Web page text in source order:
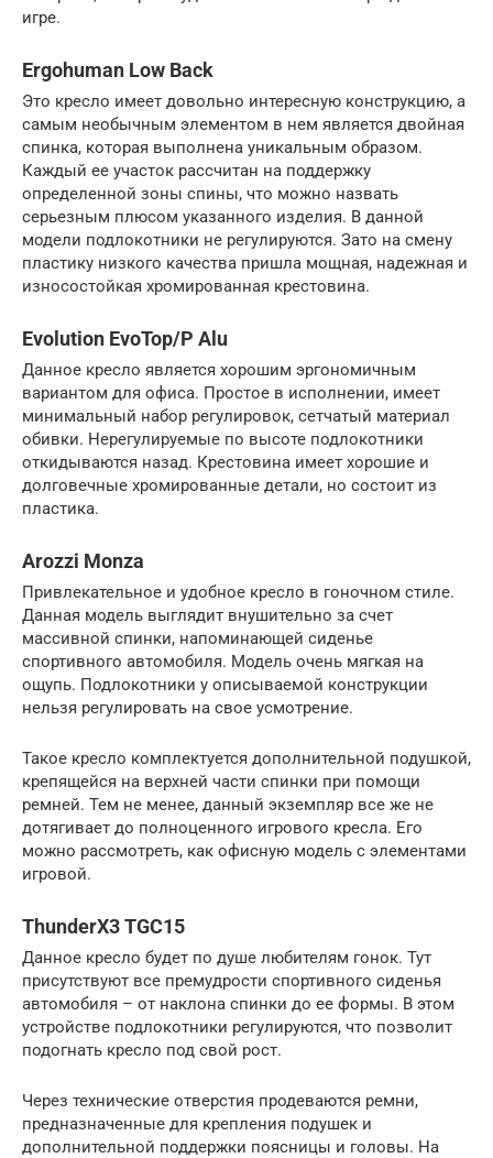
игре.
Ergohuman Low Back
Это кресло имеет довольно интересную конструкцию, а
самым необычным элементом в нем является двойная
спинка, которая выполнена уникальным образом.
Каждый ее участок рассчитан на поддержку
определенной зоны спины, что можно назвать
серьезным плюсом указанного изделия. В данной
модели подлокотники не регулируются. Зато на смену
пластику низкого качества пришла мощная, надежная и
износостойкая хромированная крестовина.
Evolution EvoTop/P Alu
Данное кресло является хорошим эргономичным
вариантом для офиса. Простое в исполнении, имеет
минимальный набор регулировок, сетчатый материал
обивки. Нерегулируемые по высоте подлокотники
откидываются назад. Крестовина имеет хорошие и
долговечные хромированные детали, но состоит из
пластика.
Arozzi Monza
Привлекательное и удобное кресло в гоночном стиле.
Данная модель выглядит внушительно за счет
массивной спинки, напоминающей сиденье
спортивного автомобиля. Модель очень мягкая на
ощупь. Подлокотники у описываемой конструкции
нельзя регулировать на свое усмотрение.
Такое кресло комплектуется дополнительной подушкой,
крепящейся на верхней части спинки при помощи
ремней. Тем не менее, данный экземпляр все же не
дотягивает до полноценного игрового кресла. Его
можно рассмотреть, как офисную модель с элементами
игровой.
ThunderX3 TGC15
Данное кресло будет по душе любителям гонок. Тут
присутствуют все премудрости спортивного сиденья
автомобиля – от наклона спинки до ее формы. В этом
устройстве подлокотники регулируются, что позволит
подогнать кресло под свой рост.
Через технические отверстия продеваются ремни,
предназначенные для крепления подушек и
дополнительной поддержки поясницы и головы. На